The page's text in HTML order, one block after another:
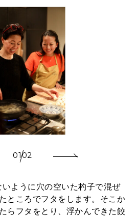
0102
ように穴の空いた杓子で混ぜ
ところでフタをします。そこか
らフタをとり、浮かんできた餃